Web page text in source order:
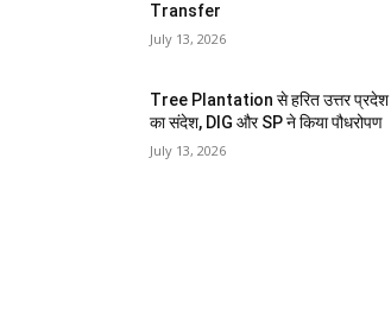
Transfer
July 13, 2026
Tree Plantation से हरित उत्तर प्रदेश
का संदेश, DIG और SP ने किया पौधरोपण
July 13, 2026